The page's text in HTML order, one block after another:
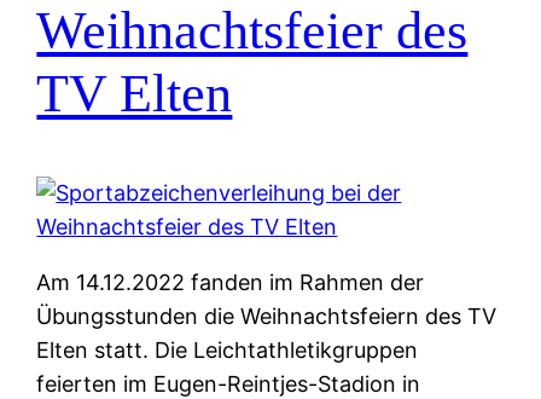
Weihnachtsfeier des
TV Elten
Am 14.12.2022 fanden im Rahmen der
Übungsstunden die Weihnachtsfeiern des TV
Elten statt. Die Leichtathletikgruppen
feierten im Eugen-Reintjes-Stadion in